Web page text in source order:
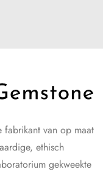
fabrikant van op maat
ethisch
gekweekte